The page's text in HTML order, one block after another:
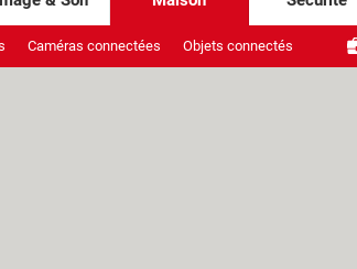
Caméras connectées Objets connectés